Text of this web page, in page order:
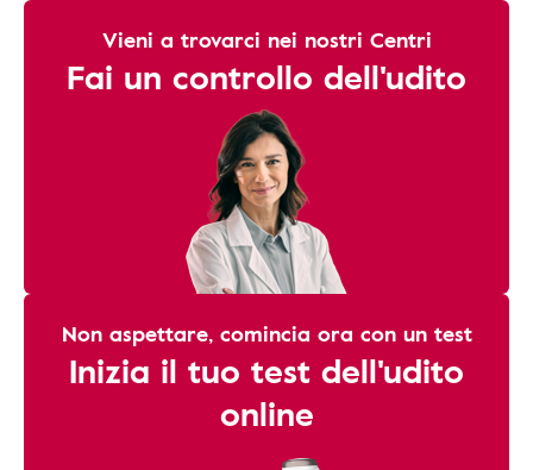
Vieni a trovarci nei nostri Centri
Fai un controllo dell'udito
Non aspettare, comincia ora con un test
Inizia il tuo test dell'udito
online